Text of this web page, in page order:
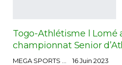
Togo-Athlétisme l Lomé
championnat Senior
16 Juin 2023